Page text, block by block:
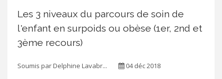
Les 3 niveaux du parcours de soin de
l'enfant en surpoids ou obèse (1er, 2nd et
3ème recours)
Soumis parDelphine Lavabr... 04 déc 2018